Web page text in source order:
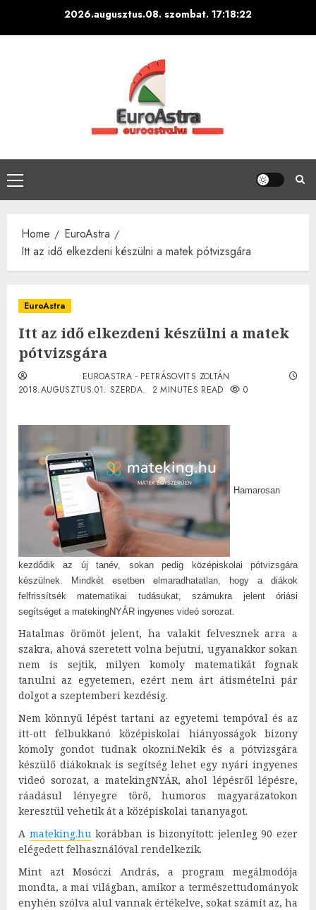
2026.augusztus.08. szombat. 17:18:23
Primary
Menu
Home
EuroAstra
Itt az idő elkezdeni készülni a matek pótvizsgára
EuroAstra
Itt az idő elkezdeni készülni a matek
pótvizsgára
EUROASTRA - PETRÁSOVITS ZOLTÁN
2018.AUGUSZTUS.01. SZERDA.
2 MINUTES READ 0
Hamarosan
kezdődik az új tanév, sokan pedig középiskolai pótvizsgára
készülnek. Mindkét esetben elmaradhatatlan, hogy a diákok
felfrissítsék matematikai tudásukat, számukra jelent óriási
segítséget a matekingNYÁR ingyenes videó sorozat.
Hatalmas örömöt jelent, ha valakit felvesznek arra a
szakra, ahová szeretett volna bejutni, ugyanakkor sokan
nem is sejtik, milyen komoly matematikát fognak
tanulni az egyetemen, ezért nem árt átismételni pár
dolgot a szeptemberi kezdésig.
Nem könnyű lépést tartani az egyetemi tempóval és az
itt-ott felbukkanó középiskolai hiányosságok bizony
komoly gondot tudnak okozni.Nekik és a pótvizsgára
készülő diákoknak is segítség lehet egy nyári ingyenes
videó sorozat, a matekingNYÁR, ahol lépésről lépésre,
ráadásul lényegre törő, humoros magyarázatokon
keresztül vehetik át a középiskolai tananyagot.
A mateking.hukorábban is bizonyított: jelenleg 90 ezer
elégedett felhasználóval rendelkezik.
Mint azt Mosóczi András, a program megálmodója
mondta, a mai világban, amikor a természettudományok
enyhén szólva alul vannak értékelve, sokat számít az, ha